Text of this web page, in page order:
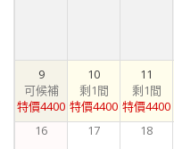
9
可候補
特價4400
10
剩1間
特價4400
11
剩1間
特價4400
16
17
18